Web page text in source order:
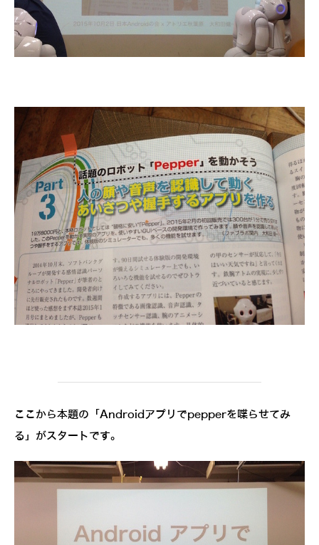
ここから本題の「Androidアプリでpepperを喋らせてみ
る」がスタートです。